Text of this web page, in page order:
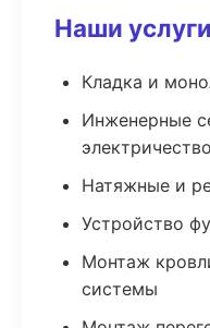
Наши услуги
Кладка и
Инженерные
электричество
Натяжные и
Устройство
Монтаж
системы